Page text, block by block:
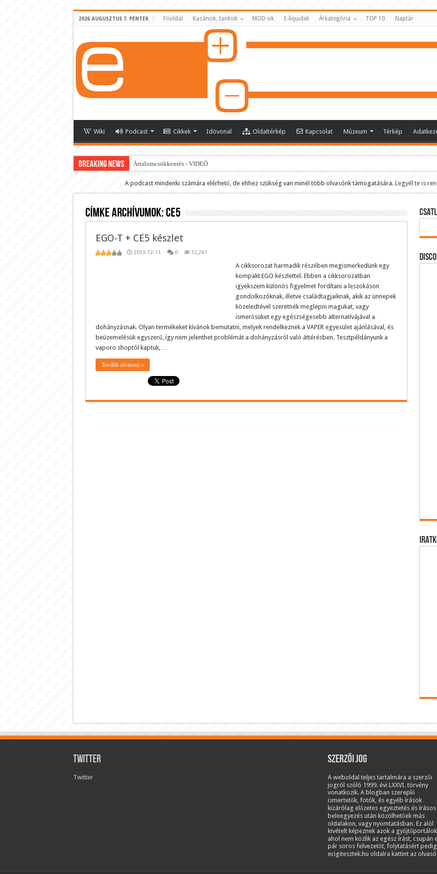
2026 AUGUSZTUS 7. PÉNTEK Főoldal Kazánok, tankok MOD-ok E-liquidek Árkategória TOP 10 Naptár
Wiki Podcast Cikkek Idövonal Oldaltérkép Kapcsolat Múzeum Térkép
BREAKING NEWS Ártalomcsökkentés - VIDEÓ
E-cigi használati szokások 2.0
Android Podcast alkalmazás letöltése
Párásító podcast lejátszási lista
A podcast mindenki számára elérhető, de ehhez szükség van minél több olvasónk támogatására. Legyél te is
Címke archívumok:CE5
EGO-T + CE5 készlet
2013-12-11 0 12,261
A cikksorozat harmadik részében megismerkedünk egy
kompakt EGO készlettel. Ebben a cikksorozatban
igyekszem különös figyelmet fordítani a leszokáson
gondolkozóknak, illetve családtagjaiknak, akik az ünnepek
közeledtével szeretnék meglepni magukat, vagy
ismerősüket egy egészségesebb alternatívájával a
dohányzásnak. Olyan termékeket kívánok bemutatni, melyek rendelkeznek a VAPER egyesület ajánlásával, és
beüzemelésük egyszerű, így nem jelenthet problémát a dohányzásról való áttérésben. Tesztpéldányunk a
vaporo shoptól kaptuk, …
Tovább olvasom »
Twitter
Twitter
Szerzői jog
A weboldal teljes tartalmára a szerzői
jogról szóló 1999. évi LXXVI. törvény
vonatkozik. A blogban szereplő
ismertetők, fotók, és egyéb írások
kizárólag előzetes egyeztetés és írásos
beleegyezés után közölhetőek más
oldalakon, vagy nyomtatásban. Ez alól
kivételt képeznek azok a
ahol nem közlik az egész írást, csupán
pár soros felvezetőt, folytatásért
ecigitesztek.hu oldalra kattint az